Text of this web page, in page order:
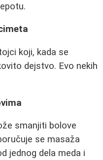
koji, kada se
dejstvo. Evo nekih
smanjiti bolove
se masaža
jednog dela meda i